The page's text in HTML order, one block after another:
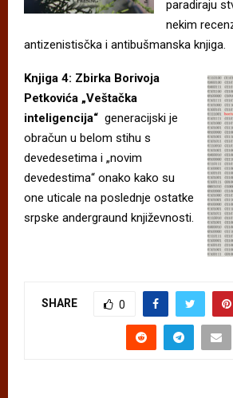
paradiraju
nekim
antizenistisčka i antibušmanska knjiga.
Knjiga 4: Zbirka Borivoja
Petkovića „Veštačka
inteligencija“ generacijski je
obračun u belom stihu s
devedesetima i „novim
devedestima“ onako kako su
one uticale na poslednje ostatke
srpske andergraund književnosti.
SHARE 0